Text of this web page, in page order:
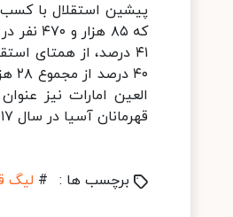
که ۸۵
۴۱ درصد، از همتای
قهرمانان آسیا در سال ۲۰۱۷ را منتشر کرد که در میان گزینه‌ها، نامی از بازیکنان ایرانی دیده نمی‌شود. 256 251
برچسب ها : # لیگ